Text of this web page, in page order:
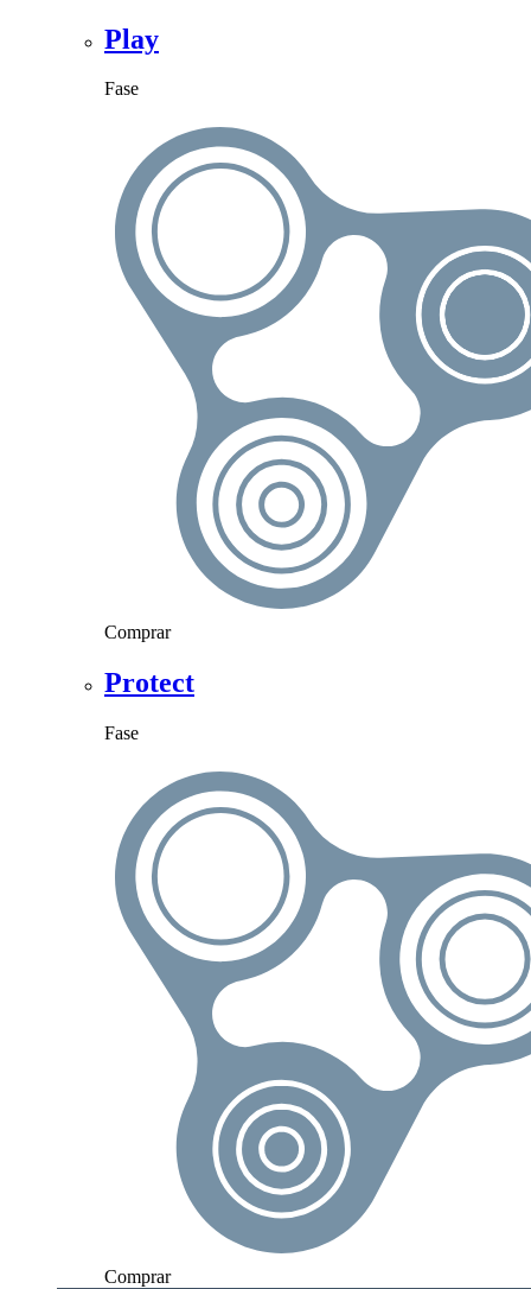
Play
Fase
Comprar
Protect
Fase
Comprar